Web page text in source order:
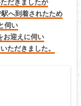
だきましたが
へ到着されたため
伺い
お迎えに伺い
ただきました。